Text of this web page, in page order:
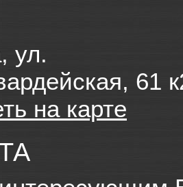
ул.
61
на карте